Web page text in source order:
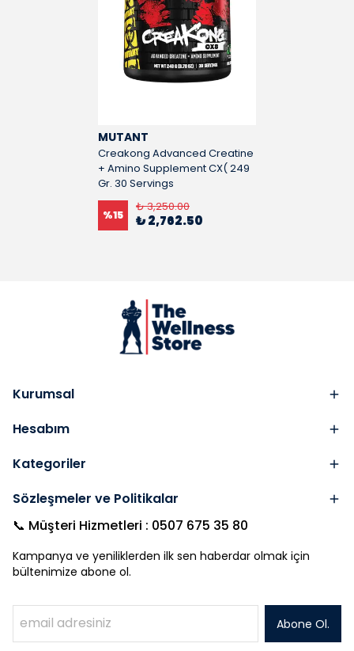
MUTANT
Creakong Advanced Creatine
+ Amino Supplement CX( 249
Gr. 30 Servings
%15
₺ 3,250.00
₺ 2,762.50
Kurumsal
Hesabım
Kategoriler
Sözleşmeler ve Politikalar
📞 Müşteri Hizmetleri : 0507 675 35 80
Kampanya ve yeniliklerden ilk sen haberdar olmak için
bültenimize abone ol.
Abone Ol.